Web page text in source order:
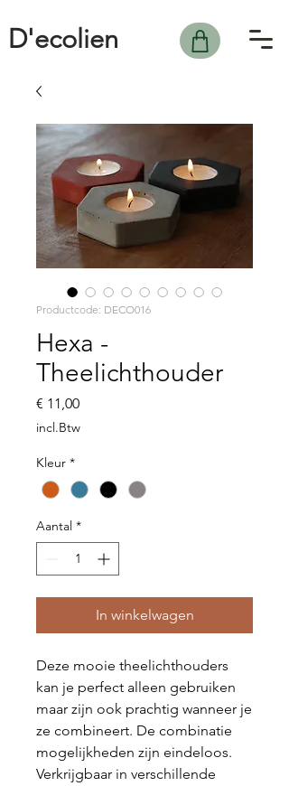
D'ecolien
Productcode: DECO016
Hexa -
Theelichthouder
€ 11,00Prijs
incl.Btw
Kleur *
Aantal *
In winkelwagen
Deze mooie theelichthouders
kan je perfect alleen gebruiken
maar zijn ook prachtig wanneer je
ze combineert. De combinatie
mogelijkheden zijn eindeloos.
Verkrijgbaar in verschillende